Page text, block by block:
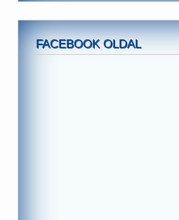
FACEBOOK OLDAL